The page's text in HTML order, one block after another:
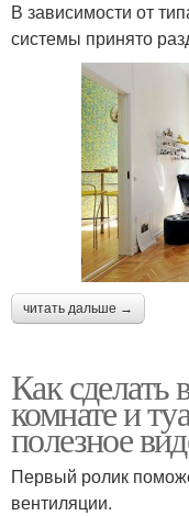
В зависимости от
системы принято
читать дальше →
Как сделать
комнате и
полезное
Первый ролик
вентиляции.